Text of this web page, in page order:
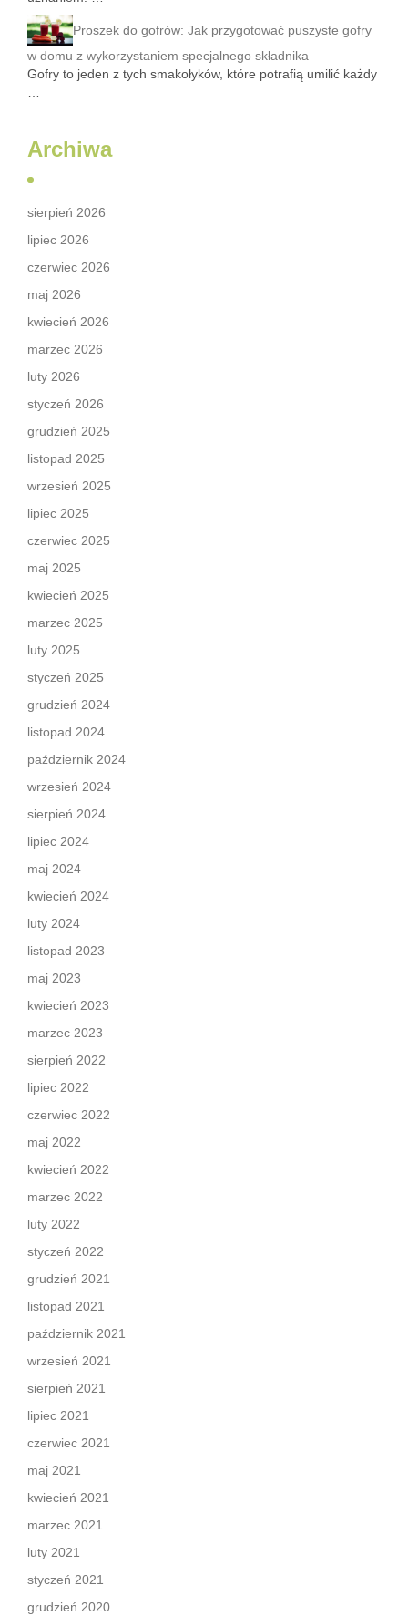
Proszek do gofrów: Jak przygotować puszyste gofry
w domu z wykorzystaniem specjalnego składnika
Gofry to jeden z tych smakołyków, które potrafią umilić każdy
Archiwa
sierpień 2026
lipiec 2026
czerwiec 2026
maj 2026
kwiecień 2026
marzec 2026
luty 2026
styczeń 2026
grudzień 2025
listopad 2025
wrzesień 2025
lipiec 2025
czerwiec 2025
maj 2025
kwiecień 2025
marzec 2025
luty 2025
styczeń 2025
grudzień 2024
listopad 2024
październik 2024
wrzesień 2024
sierpień 2024
lipiec 2024
maj 2024
kwiecień 2024
luty 2024
listopad 2023
maj 2023
kwiecień 2023
marzec 2023
sierpień 2022
lipiec 2022
czerwiec 2022
maj 2022
kwiecień 2022
marzec 2022
luty 2022
styczeń 2022
grudzień 2021
listopad 2021
październik 2021
wrzesień 2021
sierpień 2021
lipiec 2021
czerwiec 2021
maj 2021
kwiecień 2021
marzec 2021
luty 2021
styczeń 2021
grudzień 2020